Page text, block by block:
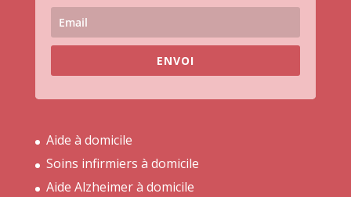
ENVOI
Aide à domicile
Soins infirmiers à domicile
Aide Alzheimer à domicile